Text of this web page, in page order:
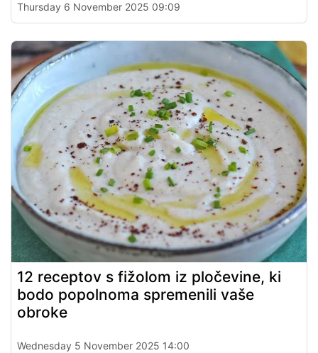
Thursday 6 November 2025 09:09
12 receptov s fižolom iz pločevine, ki
bodo popolnoma spremenili vaše
obroke
Wednesday 5 November 2025 14:00